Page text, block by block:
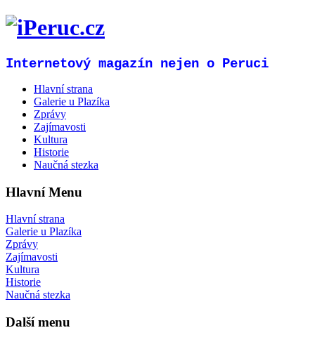
Internetový magazín nejen o Peruci
Hlavní strana
Galerie u Plazíka
Zprávy
Zajímavosti
Kultura
Historie
Naučná stezka
Hlavní Menu
Hlavní strana
Galerie u Plazíka
Zprávy
Zajímavosti
Kultura
Historie
Naučná stezka
Další menu